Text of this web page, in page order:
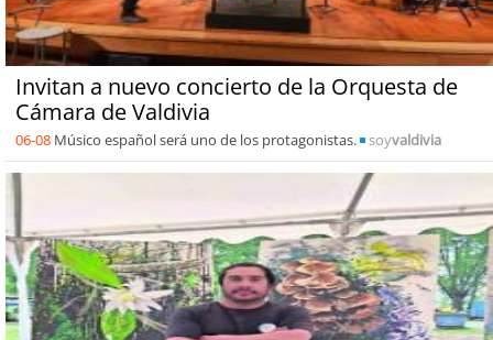
Invitan a nuevo concierto de la Orquesta de
Cámara de Valdivia
06-08 Músico español será uno de los protagonistas. soyvaldivia